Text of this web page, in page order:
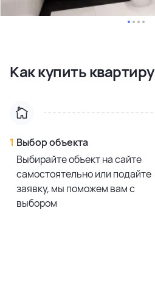
Как купить квартиру
1 Выбор объекта
Выбирайте объект на сайте
самостоятельно или подайте
заявку, мы поможем вам с
выбором